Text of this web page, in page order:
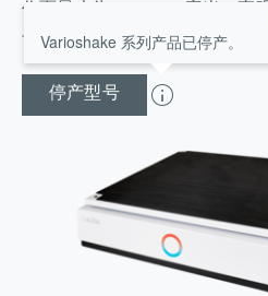
作面最大为676 x 540毫米。直
单。
停产型号
Varioshake 系列产品已停产。